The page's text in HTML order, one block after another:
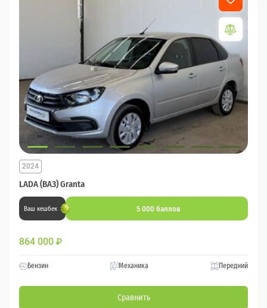
LADA (ВАЗ) Granta
2024
Ваш кешбек 5 000 баллов
864 000 ₽
Бензин Механика Передний
Сравнить